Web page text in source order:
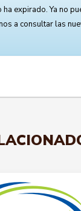
expirado. Ya no
a consultar las